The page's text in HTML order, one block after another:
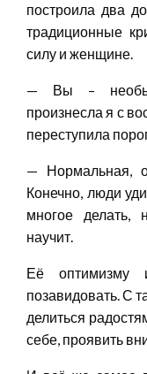
построила два
традиционные
силу и женщине.
— Вы –
произнесла я с
переступила
— Нормальная,
Конечно, люди
многое делать,
научит.
Её оптимизму
позавидовать. С
делиться
себе, проявить